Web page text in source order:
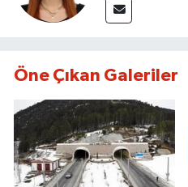
Öne Çıkan Galeriler